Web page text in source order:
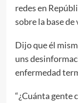
redes en
sobre la base de
Dijo que él
uns
enfermedad
“¿Cuánta gente